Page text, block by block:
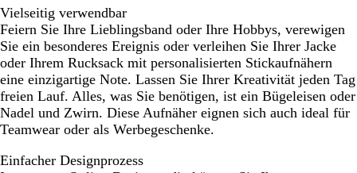
Vielseitig verwendbar
Feiern Sie Ihre Lieblingsband oder Ihre Hobbys, verewigen
Sie ein besonderes Ereignis oder verleihen Sie Ihrer Jacke
oder Ihrem Rucksack mit personalisierten Stickaufnähern
eine einzigartige Note. Lassen Sie Ihrer Kreativität jeden Tag
freien Lauf. Alles, was Sie benötigen, ist ein Bügeleisen oder
Nadel und Zwirn. Diese Aufnäher eignen sich auch ideal für
Teamwear oder als Werbegeschenke.
Einfacher Designprozess